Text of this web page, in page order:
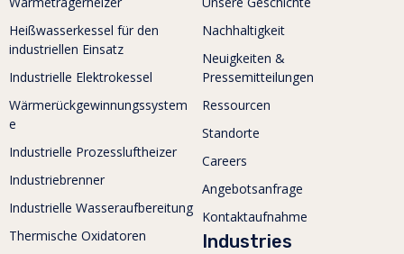
Heißwasserkessel für den
industriellen Einsatz
Industrielle Elektrokessel
Wärmerückgewinnungssystem
e
Industrielle Prozessluftheizer
Industriebrenner
Industrielle Wasseraufbereitung
Thermische Oxidatoren
Nachhaltigkeit
Neuigkeiten &
Pressemitteilungen
Ressourcen
Standorte
Careers
Angebotsanfrage
Kontaktaufnahme
Industries